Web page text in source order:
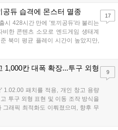
공듀 습격에 몬스터 멸종
시 428시간 만에 '토끼공듀'라 불리는
한 콘텐츠 소모로 엔드게임 생태계
북미 평균 플레이 시간이 높았지만,
부어 모든 요소를 완료하며 싸울 대
17
1,000칸 대폭 확장...투구 외형
1.02.00 패치를 적용, 개인 창고 용량
투구 외형 표현 및 이동 조작 방식을
그래픽 최적화도 이뤄졌으며, 향후 무
이다....
9